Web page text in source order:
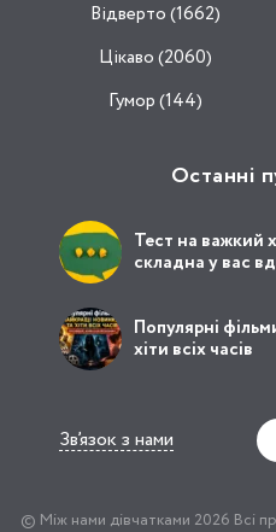
Відвертo (1662)
Цікаво (2060)
Гумор (144)
Останні
Тест на важкий
складна у вас
Популярні
хіти всіх часів
Зв’язок з нами
© Між нами дівчатками 2026 Всі